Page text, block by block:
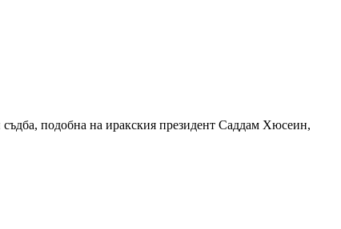
подобна на иракския президент Саддам Хюсеин,